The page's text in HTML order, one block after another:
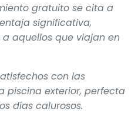
gratuito se cita a
significativa,
aquellos que viajan en
con las
piscina exterior, perfecta
días calurosos.